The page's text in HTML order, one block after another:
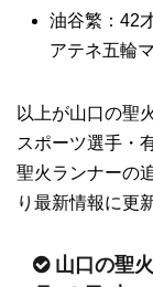
油谷繁：42
アテネ五輪
以上が山口の聖
スポーツ選手・
聖火ランナーの
り最新情報に更
山口の聖